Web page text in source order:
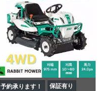
予約承ります！
保証有り